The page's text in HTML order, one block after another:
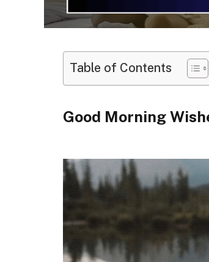
Table of Contents
Good Morning